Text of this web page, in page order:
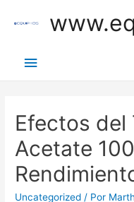
Menú
Efectos del
Acetate
Uncategorized / Por